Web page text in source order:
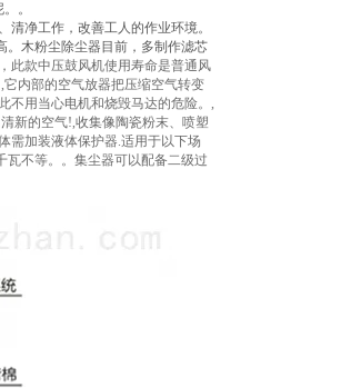
。
净工作，改善工人的作业环境。
。木粉尘除尘器目前，多制作滤芯
此款中压鼓风机使用寿命是普通风
内部的空气放器把压缩空气转变
不用当心电机和烧毁马达的危险。,
新的空气!,收集像陶瓷粉末、喷塑
需加装液体保护器.适用于以下场
瓦不等。。集尘器可以配备二级过